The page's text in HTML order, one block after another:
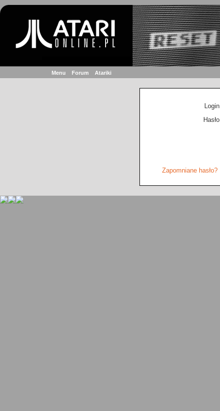
Menu Forum Atariki
Login
Hasło
Zapomniane hasło?